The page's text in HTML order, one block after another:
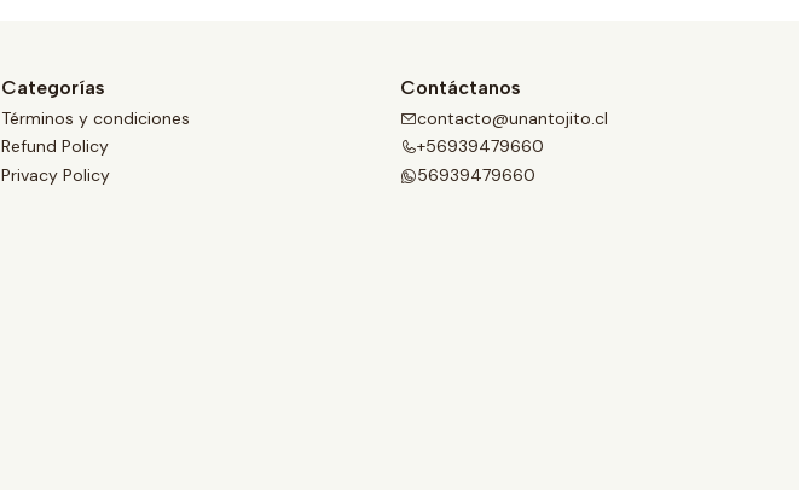
Categorías
Términos y condiciones
Refund Policy
Privacy Policy
Contáctanos
contacto@unantojito.cl
+56939479660
56939479660